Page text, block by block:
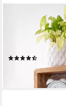
Wandregal
Landhaus
Modern,
(19)
lieferbar - in 2-3